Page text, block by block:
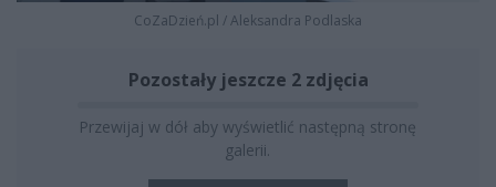
CoZaDzień.pl /Aleksandra Podlaska
Pozostały jeszcze 2 zdjęcia
Przewijaj w dół aby wyświetlić następną stronę
galerii.